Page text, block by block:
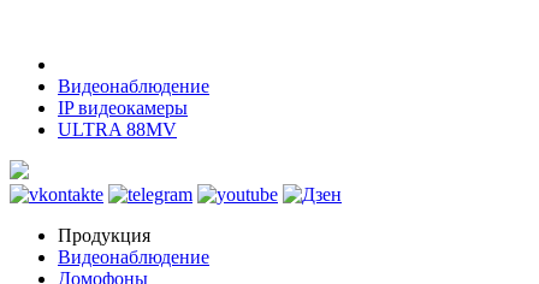
Видеонаблюдение
IP видеокамеры
ULTRA 88MV
Продукция
Видеонаблюдение
Домофоны